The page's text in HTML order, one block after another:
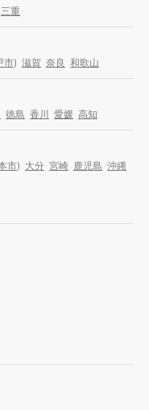
三重
市) 滋賀 奈良 和歌山
徳島 香川 愛媛 高知
市) 大分 宮崎 鹿児島 沖縄